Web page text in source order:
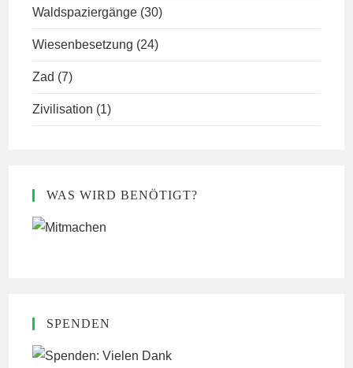
Waldspaziergänge (30)
Wiesenbesetzung (24)
Zad (7)
Zivilisation (1)
WAS WIRD BENÖTIGT?
SPENDEN